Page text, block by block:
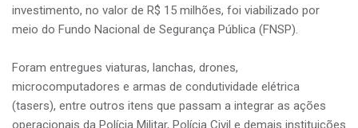
investimento, no valor de R$ 15 milhões, foi viabilizado por
meio do Fundo Nacional de Segurança Pública (FNSP).
Foram entregues viaturas, lanchas, drones,
microcomputadores e armas de condutividade elétrica
(tasers), entre outros itens que passam a integrar as ações
operacionais da Polícia Militar, Polícia Civil e demais instituições